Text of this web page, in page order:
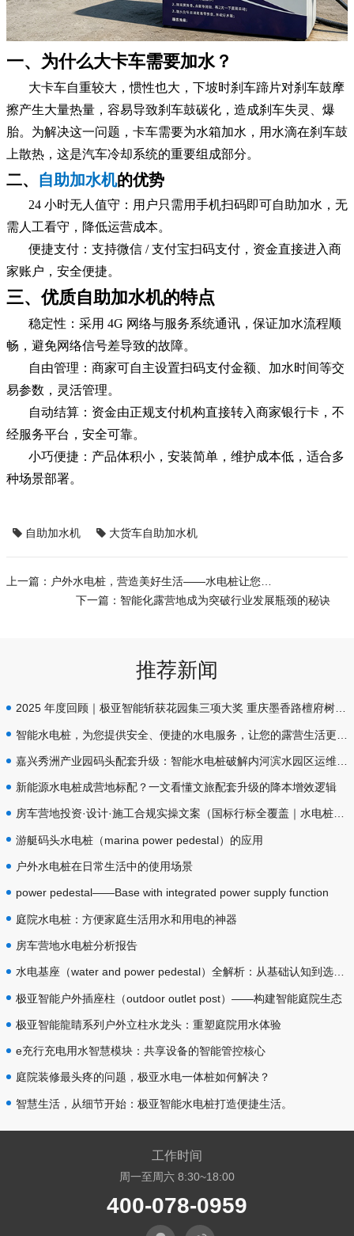
一、为什么大卡车需要加水？
大卡车自重较大，惯性也大，下坡时刹车蹄片对刹车鼓摩
擦产生大量热量，容易导致刹车鼓碳化，造成刹车失灵、爆
胎。为解决这一问题，卡车需要为水箱加水，用水滴在刹车鼓
上散热，这是汽车冷却系统的重要组成部分。
二、 自助加水机的优势
24 小时无人值守：用户只需用手机扫码即可自助加水，无
需人工看守，降低运营成本。
便捷支付：支持微信 / 支付宝扫码支付，资金直接进入商
家账户，安全便捷。
三、优质自助加水机的特点
稳定性：采用 4G 网络与服务系统通讯，保证加水流程顺
畅，避免网络信号差导致的故障。
自由管理：商家可自主设置扫码支付金额、加水时间等交
易参数，灵活管理。
自动结算：资金由正规支付机构直接转入商家银行卡，不
经服务平台，安全可靠。
小巧便捷：产品体积小，安装简单，维护成本低，适合多
种场景部署。
自助加水机 大货车自助加水机
上一篇：
下一篇： 智能化露营地成为突破行业发展瓶颈的秘诀
推荐新闻
2025 年度回顾｜极亚智能斩获花园集三项大奖 重庆墨香路檀府树别墅水电标杆
新能源水电桩成营地标配？一文看懂文旅配套升级的降本增效逻辑
房车营地投资·设计·施工合规实操文案（国标行标全覆盖｜水电桩设备·插座防护·给排水专项规范）
游艇码头水电桩（marina power pedestal）的应用
户外水电桩在日常生活中的使用场景
power pedestal——Base with integrated power supply function
庭院水电桩：方便家庭生活用水和用电的神器
房车营地水电桩分析报告
水电基座（water and power pedestal）全解析：从基础认知到选型落地
极亚智能户外插座柱（outdoor outlet post）——构建智能庭院生态
极亚智能龍睛系列户外立柱水龙头：重塑庭院用水体验
e充行充电用水智慧模块：共享设备的智能管控核心
庭院装修最头疼的问题，极亚水电一体桩如何解决？
智慧生活，从细节开始：极亚智能水电桩打造便捷生活。
工作时间
周一至周六 8:30~18:00
400-078-0959